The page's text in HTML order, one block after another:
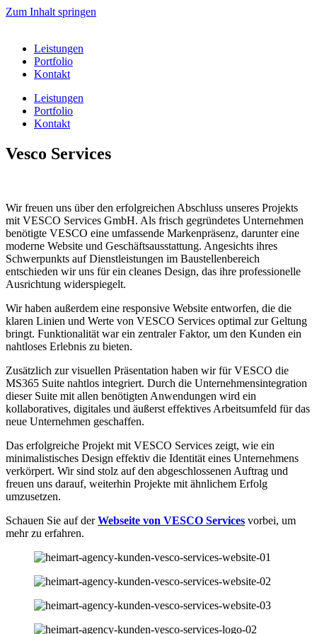
Zum Inhalt springen
Leistungen
Portfolio
Kontakt
Leistungen
Portfolio
Kontakt
Vesco Services
Wir freuen uns über den erfolgreichen Abschluss unseres Projekts
mit VESCO Services GmbH. Als frisch gegründetes Unternehmen
benötigte VESCO eine umfassende Markenpräsenz, darunter eine
moderne Website und Geschäftsausstattung. Angesichts ihres
Schwerpunkts auf Dienstleistungen im Baustellenbereich
entschieden wir uns für ein cleanes Design, das ihre professionelle
Ausrichtung widerspiegelt.
Wir haben außerdem eine responsive Website entworfen, die die
klaren Linien und Werte von VESCO Services optimal zur Geltung
bringt. Funktionalität war ein zentraler Faktor, um den Kunden ein
nahtloses Erlebnis zu bieten.
Zusätzlich zur visuellen Präsentation haben wir für VESCO die
MS365 Suite nahtlos integriert. Durch die Unternehmensintegration
dieser Suite mit allen benötigten Anwendungen wird ein
kollaboratives, digitales und äußerst effektives Arbeitsumfeld für das
neue Unternehmen geschaffen.
Das erfolgreiche Projekt mit VESCO Services zeigt, wie ein
minimalistisches Design effektiv die Identität eines Unternehmens
verkörpert. Wir sind stolz auf den abgeschlossenen Auftrag und
freuen uns darauf, weiterhin Projekte mit ähnlichem Erfolg
umzusetzen.
Schauen Sie auf derWebseite von VESCO Services vorbei, um
mehr zu erfahren.